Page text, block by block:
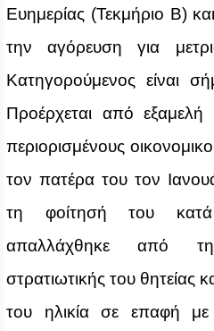
Ευημερίας (Τεκμήριο Β)
την αγόρευση για
Κατηγορούμενος είναι
Προέρχεται από εξαμελή
περιορισμένους
τον πατέρα του τον
τη φοίτησή του
απαλλάχθηκε από
στρατιωτικής του θητείας
του ηλικία σε επαφή